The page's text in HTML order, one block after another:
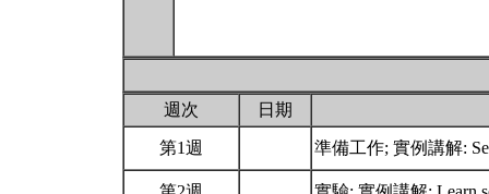
週次 日期
第1週 準備工作; 實例講解: